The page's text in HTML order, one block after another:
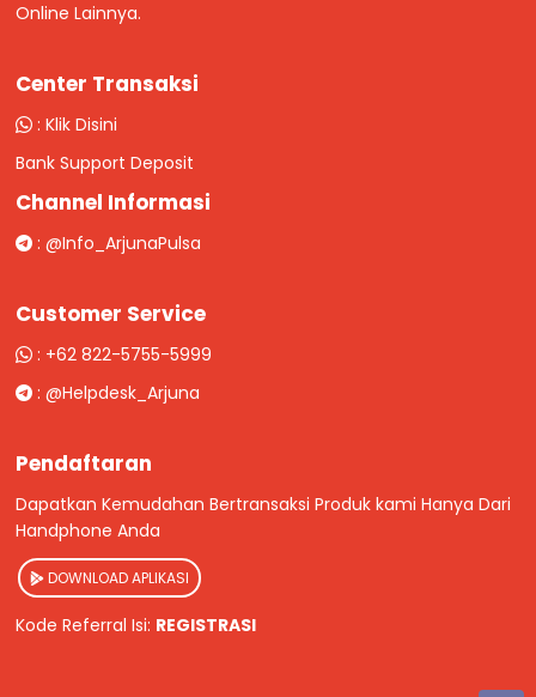
Online Lainnya.
Center Transaksi
: Klik Disini
Bank Support Deposit
Channel Informasi
: @Info_ArjunaPulsa
Customer Service
: +62 822-5755-5999
: @Helpdesk_Arjuna
Pendaftaran
Dapatkan Kemudahan Bertransaksi Produk kami Hanya Dari
Handphone Anda
DOWNLOAD APLIKASI
Kode Referral Isi: REGISTRASI